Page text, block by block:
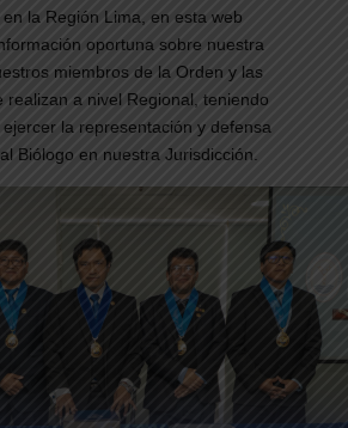
la Región Lima, en esta web
oportuna sobre nuestra
miembros de la Orden y las
realizan a nivel Regional, teniendo
la representación y defensa
Biólogo en nuestra Jurisdicción.